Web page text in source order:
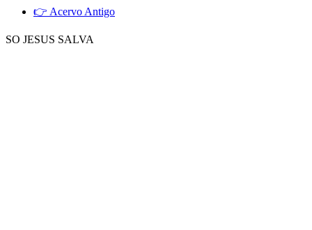
👉 Acervo Antigo
SO JESUS SALVA